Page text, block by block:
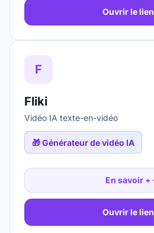
Ouvrir le lien
F
Fliki
Vidéo IA texte-en-vidéo
🎁Générateur de vidéo IA
En savoir +
Ouvrir le lien